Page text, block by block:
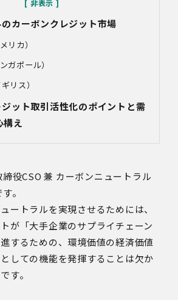
カーボンクレジット市場
リカ）
ンガポール）
ギリス）
ット取引活性化のポイントと需
構え
役CSO 兼 カーボンニュートラル
。
ートラルを実現させるためには、
が「大手企業のサプライチェーン
するための、環境価値の経済価値
しての機能を発揮することは欠か
す。